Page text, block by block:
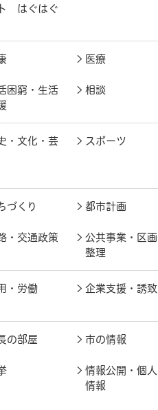
はぐはぐ
医療
困窮・生活
相談
・文化・芸
スポーツ
づくり 都市計画
・交通政策
公共事業・区画
整理
・労働 企業支援・誘致
の部屋 市の情報
情報公開・個人
情報